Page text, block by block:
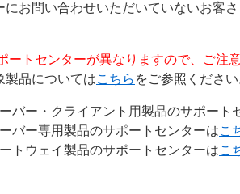
にお問い合わせいただいていないお
ートセンターが異なりますので、ご注
製品についてはこちら をご参照くださ
バー・クライアント用製品のサポート
バー専用製品のサポートセンターはこ
トウェイ製品のサポートセンターはこ